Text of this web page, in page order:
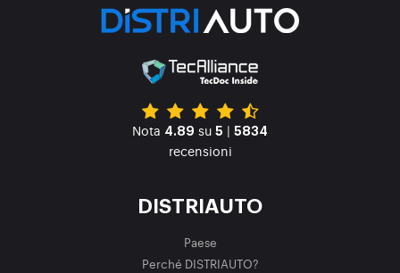
Nota 4.89 su 5 | 5834
recensioni
DISTRIAUTO
Paese
Perché DISTRIAUTO?